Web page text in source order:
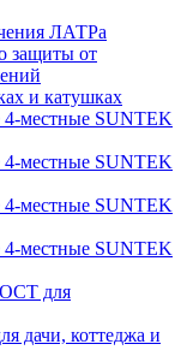
ЛАТРа
защиты от
и катушках
4-местные SUNTEK
4-местные SUNTEK
4-местные SUNTEK
4-местные SUNTEK
для
дачи, коттеджа и